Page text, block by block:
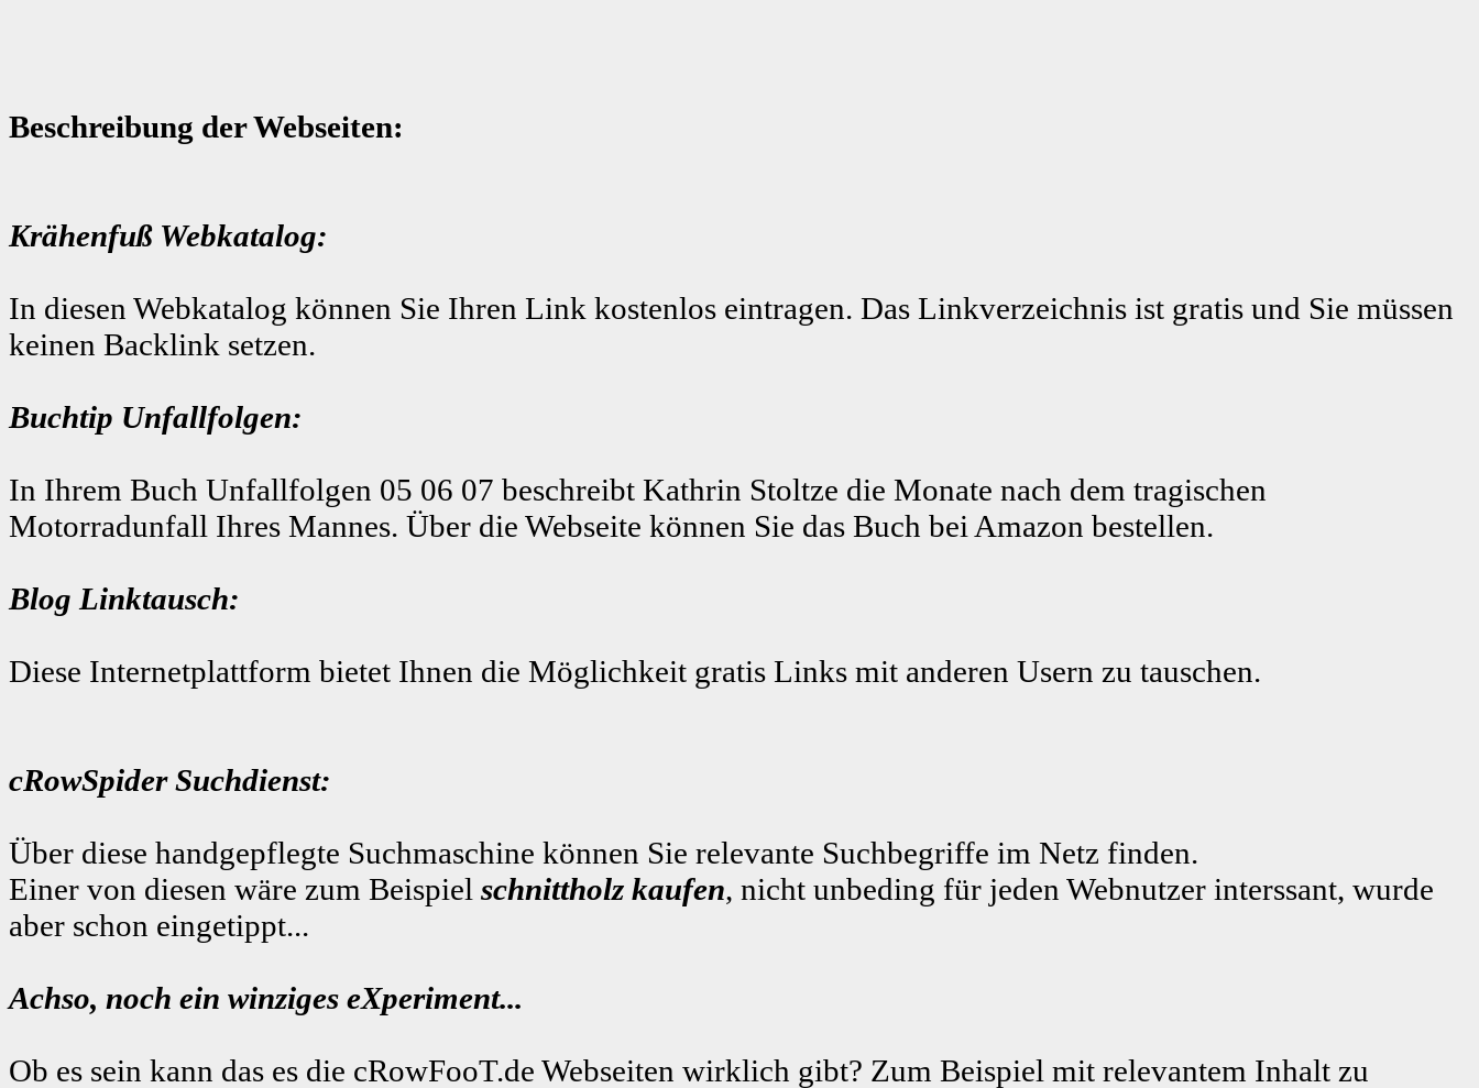
Beschreibung der Webseiten:
Krähenfuß Webkatalog:
In diesen Webkatalog können Sie Ihren Link kostenlos eintragen. Das Linkverzeichnis ist gratis und Sie müssen
keinen Backlink setzen.
Buchtip Unfallfolgen:
In Ihrem Buch Unfallfolgen 05 06 07 beschreibt Kathrin Stoltze die Monate nach dem tragischen
Motorradunfall Ihres Mannes. Über die Webseite können Sie das Buch bei Amazon bestellen.
Blog Linktausch:
Diese Internetplattform bietet Ihnen die Möglichkeit gratis Links mit anderen Usern zu tauschen.
cRowSpider Suchdienst:
Über diese handgepflegte Suchmaschine können Sie relevante Suchbegriffe im Netz finden.
Einer von diesen wäre zum Beispiel schnittholz kaufen, nicht unbeding für jeden Webnutzer interssant, wurde
aber schon eingetippt...
Achso, noch ein winziges eXperiment...
Ob es sein kann das es die cRowFooT.de Webseiten wirklich gibt? Zum Beispiel mit relevantem Inhalt zu